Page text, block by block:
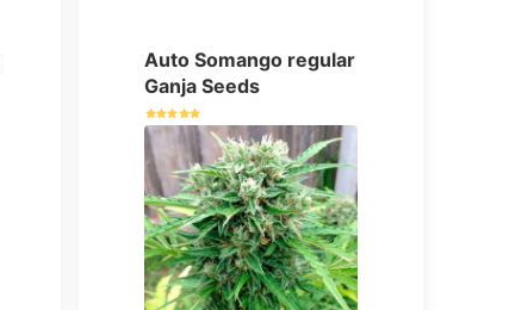
Auto Somango regular
Ganja Seeds